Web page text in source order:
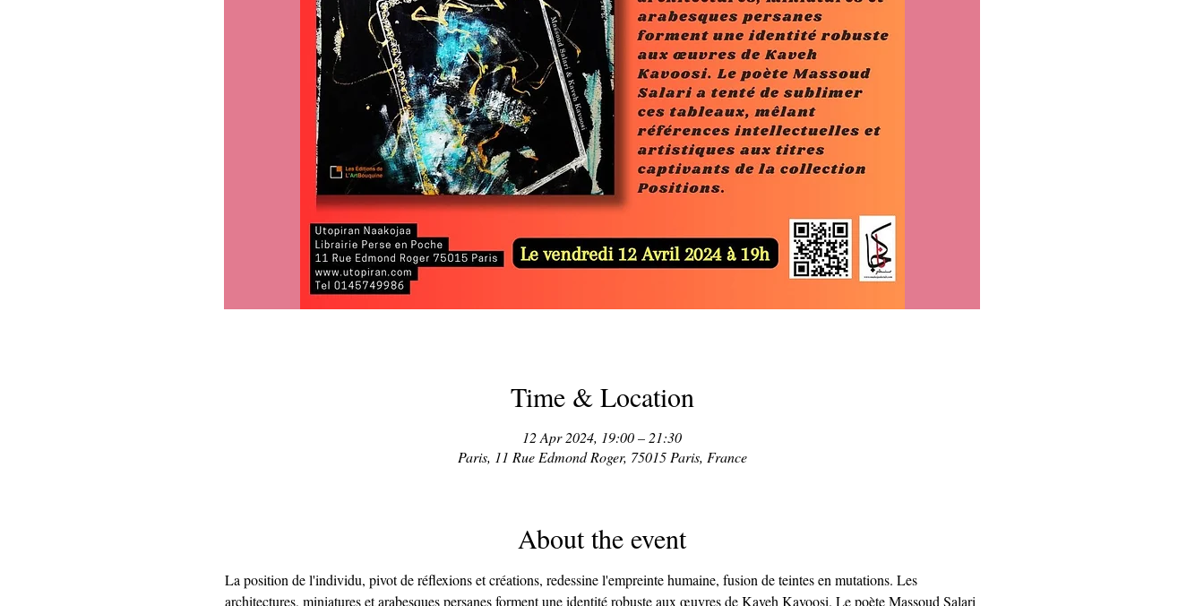
Time & Location
12 Apr 2024, 19:00 – 21:30
Paris, 11 Rue Edmond Roger, 75015 Paris, France
About the event
La position de l'individu, pivot de réflexions et créations, redessine l'empreinte humaine, fusion de teintes en mutations. Les
architectures, miniatures et arabesques persanes forment une identité robuste aux œuvres de Kaveh Kavoosi. Le poète Massoud Salari